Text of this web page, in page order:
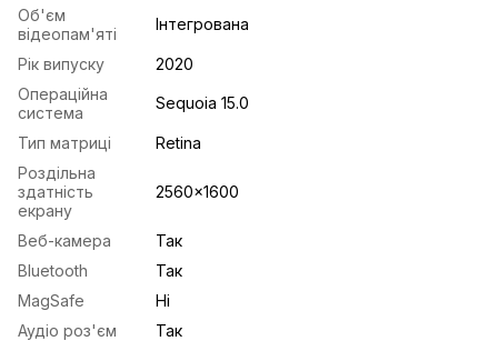
Об'єм
відеопам'яті
Інтегрована
Рік випуску
2020
Операційна
система
Sequoia 15.0
Тип матриці
Retina
Роздільна
здатність
екрану
2560x1600
Веб-камера
Так
Bluetooth
Так
MagSafe
Ні
Аудіо роз'єм
Так